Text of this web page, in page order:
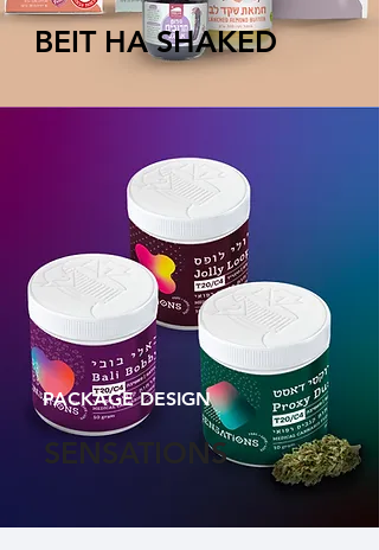
BEIT HA SHAKED
SENSATIONS
PACKAGE DESIGN